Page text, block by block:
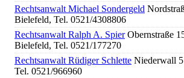
Rechtsanwalt Michael Sondergeld
Bielefeld, Tel. 0521/4308806
Rechtsanwalt Ralph A. SpierObernstraße
Bielefeld, Tel. 0521/177270
Rechtsanwalt Rüdiger Schlette Niederwall
Tel. 0521/966960